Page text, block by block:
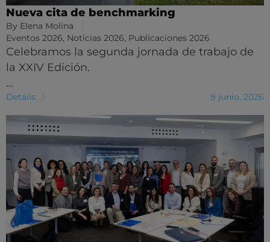
Nueva cita de benchmarking
By Elena Molina
Eventos 2026, Noticias 2026, Publicaciones 2026
Celebramos la segunda jornada de trabajo de
la XXIV Edición.
…
Details 9 junio, 2026